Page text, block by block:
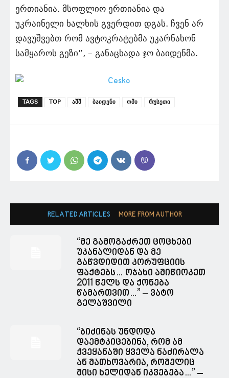
ერთიანია. მსოფლიო ერთიანია და
უკრაინელი ხალხის გვერდით დგას. ჩვენ არ
დავუშვებთ რომ ავტოკრატებმა უკარნახონ
სამყაროს გეზი”, – განაცხადა ჯო ბაიდენმა.
TAGS TOP აშშ ბაიდენი ომი რუსეთი
RELATED ARTICLES MORE FROM AUTHOR
“მე გამოგაძრეთ ცოცხები
უკანალიდან და მე
გაწვდიდით კორუფციის
ფაქტებს… ოჯახი ამიწიოკეთ
2011 წელს და ქონება
წამართვით…” – ვატო
გელაშვილი
“ბიძინას უნდოდა
დაემტკიცებინა, რომ ამ
ქვეყანაში ყველა ნაძირალა
ან მათხოვარია, რომელიც
მისი ხელიდან იკვებება…” –